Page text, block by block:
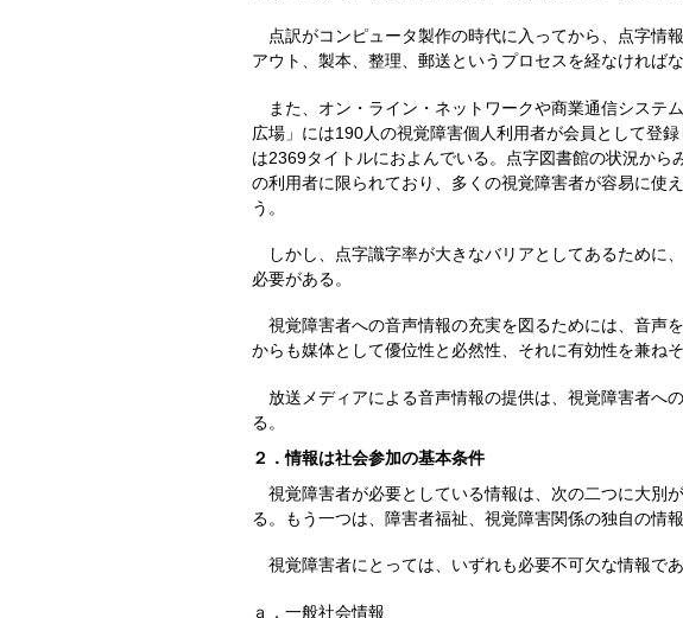
点訳がコンピュータ製作の時代に入ってから、点字情
アウト、製本、整理、郵送というプロセスを経なければ
また、オン・ライン・ネットワークや商業通信システ
広場」には190人の視覚障害個人利用者が会員として登
は2369タイトルにおよんでいる。点字図書館の状況か
の利用者に限られており、多くの視覚障害者が容易に使
う。
しかし、点字識字率が大きなバリアとしてあるために
必要がある。
視覚障害者への音声情報の充実を図るためには、音声
からも媒体として優位性と必然性、それに有効性を兼ね
放送メディアによる音声情報の提供は、視覚障害者へ
る。
２．情報は社会参加の基本条件
視覚障害者が必要としている情報は、次の二つに大別
る。もう一つは、障害者福祉、視覚障害関係の独自の情報
視覚障害者にとっては、いずれも必要不可欠な情報であ
ａ．一般社会情報